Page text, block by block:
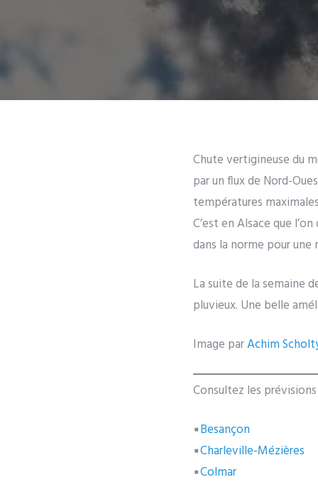
Chute vertigineuse du
par un flux de Nord-
températures
C’est en Alsace que
dans la norme pour une
La suite de la semaine
pluvieux. Une belle
Image parAchim
Consultez les
▪Besançon
▪Charleville-Mézières
▪Colmar